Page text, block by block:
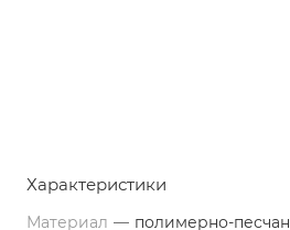
Характеристики
Материал — полимерно-